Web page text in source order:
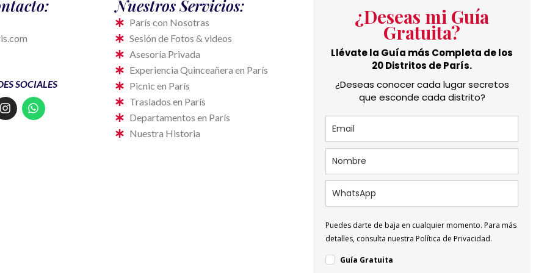
SOCIALES
I
n
W
h
Nuestros Servicios:
París con Nosotras
Sesión de Fotos & videos
Asesoría Privada
Experiencia Quinceañera en París
Picnic en París
Traslados en París
Departamentos en París
Nuestra Historia
¿Deseas mi Guía
Gratuita?
Llévate la Guía más Completa de los
20 Distritos de París.
¿Deseas conocer cada lugar secretos
que esconde cada distrito?
Puedes darte de baja en cualquier momento. Para más
detalles, consulta nuestra Política de Privacidad.
Guía Gratuita